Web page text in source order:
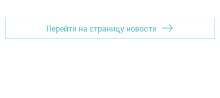
Перейти на страницу новости